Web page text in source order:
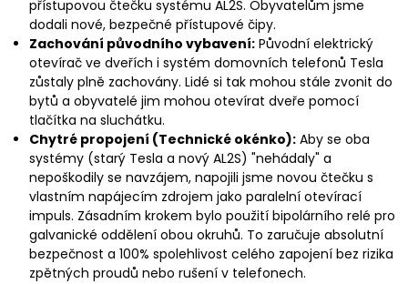
přístupovou čtečku systému AL2S. Obyvatelům jsme
dodali nové, bezpečné přístupové čipy.
Zachování původního vybavení: Původní elektrický
otevírač ve dveřích i systém domovních telefonů Tesla
zůstaly plně zachovány. Lidé si tak mohou stále zvonit do
bytů a obyvatelé jim mohou otevírat dveře pomocí
tlačítka na sluchátku.
Chytré propojení (Technické okénko): Aby se oba
systémy (starý Tesla a nový AL2S) "nehádaly" a
nepoškodily se navzájem, napojili jsme novou čtečku s
vlastním napájecím zdrojem jako paralelní otevírací
impuls. Zásadním krokem bylo použití bipolárního relé pro
galvanické oddělení obou okruhů. To zaručuje absolutní
bezpečnost a 100% spolehlivost celého zapojení bez rizika
zpětných proudů nebo rušení v telefonech.